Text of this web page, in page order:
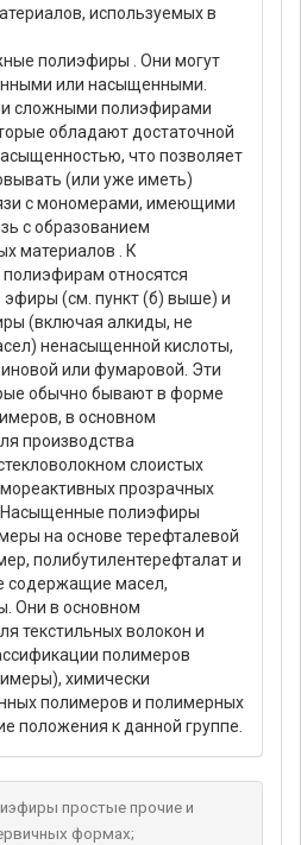
используемых в
полиэфиры . Они могут
или насыщенными.
сложными полиэфирами
обладают достаточной
что позволяет
(или уже иметь)
с мономерами, имеющими
с образованием
материалов . К
относятся
(см. пункт (б) выше) и
(включая алкиды, не
ненасыщенной кислоты,
или фумаровой. Эти
обычно бывают в форме
в основном
производства
слоистых
прозрачных
Насыщенные полиэфиры
на основе терефталевой
полибутилентерефталат и
содержащие масел,
Они в основном
текстильных волокон и
полимеров
химически
полимеров и полимерных
положения к данной группе.
простые прочие и
формах;